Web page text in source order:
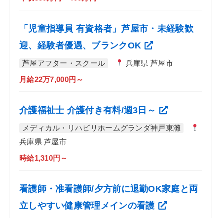
「児童指導員 有資格者」芦屋市・未経験歓
迎、経験者優遇、ブランクOK
芦屋アフター・スクール 兵庫県 芦屋市
月給22万7,000円～
介護福祉士 介護付き有料/週3日～
メディカル・リハビリホームグランダ神戸東灘
兵庫県 芦屋市
時給1,310円～
看護師・准看護師/夕方前に退勤OK家庭と両
立しやすい健康管理メインの看護